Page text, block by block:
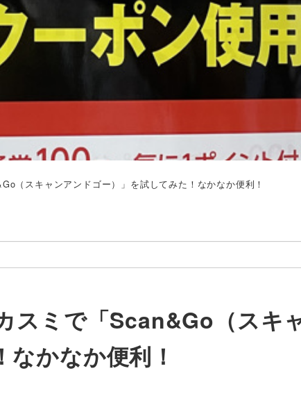
（スキャンアンドゴー）」を試してみた！なかなか便利！
スミで「Scan&Go（スキ
かなか便利！